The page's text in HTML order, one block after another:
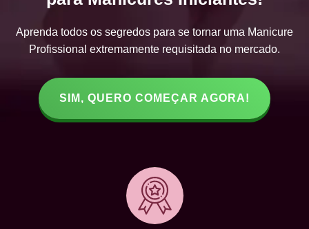
Aprenda todos os segredos para se tornar uma Manicure
Profissional extremamente requisitada no mercado.
SIM, QUERO COMEÇAR AGORA!